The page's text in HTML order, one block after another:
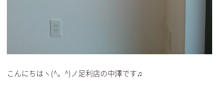
こんにちはヽ(^。^)ノ足利店の中澤です♫